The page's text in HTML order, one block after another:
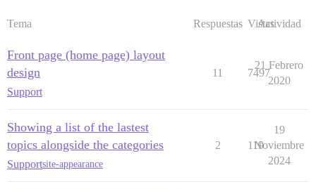
Tema Respuestas Vistas
Actividad
Front page (home page) layout
design
Support
11 7497
21 Febrero
2020
Showing a list of the lastest
topics alongside the categories
Supportsite-appearance
2 119
19
Noviembre
2024